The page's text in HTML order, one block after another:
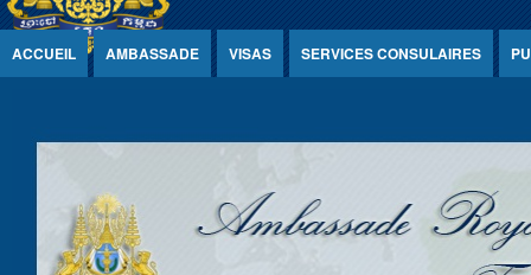
ACCUEIL AMBASSADE VISAS SERVICES CONSULAIRES